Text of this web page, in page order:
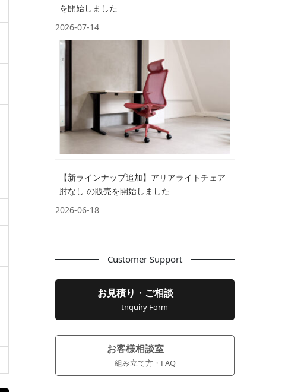
を開始しました
2026-07-14
【新ラインナップ追加】アリアライトチェア
肘なし の販売を開始しました
2026-06-18
Customer Support
お見積り・ご相談
Inquiry Form
お客様相談室
組み立て方・FAQ